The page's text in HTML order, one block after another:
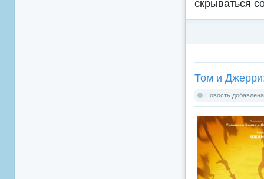
скрываться
Том и
Новость